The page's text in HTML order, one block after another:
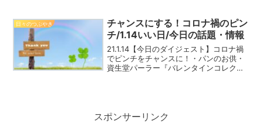
日々のつぶやき
チャンスにする！コロナ禍のピン
チ/1.14いい日/今日の話題・情報
21.1.14【今日のダイジェスト】コロナ禍
でピンチをチャンスに！・パンのお供・
資生堂パーラー『バレンタインコレクシ
スポンサーリンク